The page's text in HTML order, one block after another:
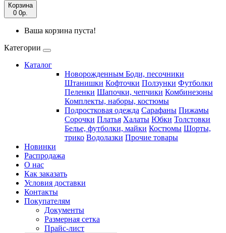
Корзина
0 0р.
Ваша корзина пуста!
Категории
Каталог
Новорожденным Боди, песочники
Штанишки Кофточки Ползунки Футболки
Пеленки Шапочки, чепчики Комбинезоны
Комплекты, наборы, костюмы
Подростковая одежда Сарафаны Пижамы
Сорочки Платья Халаты Юбки Толстовки
Белье, футболки, майки Костюмы Шорты,
трико Водолазки Прочие товары
Новинки
Распродажа
О нас
Как заказать
Условия доставки
Контакты
Покупателям
Документы
Размерная сетка
Прайс-лист